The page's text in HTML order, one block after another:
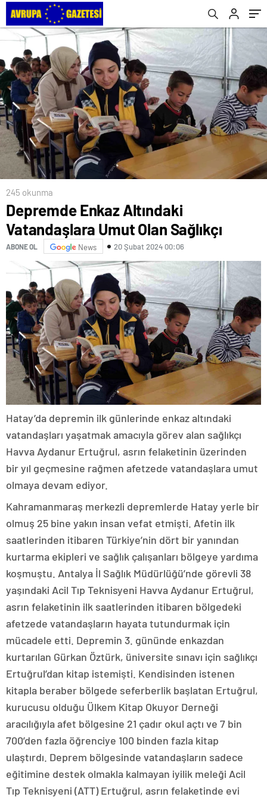
245 okunma
Depremde Enkaz Altındaki
Vatandaşlara Umut Olan Sağlıkçı
ABONE OL News 20 Şubat 2024 00:06
Hatay’da depremin ilk günlerinde enkaz altındaki
vatandaşları yaşatmak amacıyla görev alan sağlıkçı
Havva Aydanur Ertuğrul, asrın felaketinin üzerinden
bir yıl geçmesine rağmen afetzede vatandaşlara umut
olmaya devam ediyor.
Kahramanmaraş merkezli depremlerde Hatay yerle bir
olmuş 25 bine yakın insan vefat etmişti. Afetin ilk
saatlerinden itibaren Türkiye’nin dört bir yanından
kurtarma ekipleri ve sağlık çalışanları bölgeye yardıma
koşmuştu. Antalya İl Sağlık Müdürlüğü’nde görevli 38
yaşındaki Acil Tıp Teknisyeni Havva Aydanur Ertuğrul,
asrın felaketinin ilk saatlerinden itibaren bölgedeki
afetzede vatandaşların hayata tutundurmak için
mücadele etti. Depremin 3. gününde enkazdan
kurtarılan Gürkan Öztürk, üniversite sınavı için sağlıkçı
Ertuğrul’dan kitap istemişti. Kendisinden istenen
kitapla beraber bölgede seferberlik başlatan Ertuğrul,
kurucusu olduğu Ülkem Kitap Okuyor Derneği
aracılığıyla afet bölgesine 21 çadır okul açtı ve 7 bin
700’den fazla öğrenciye 100 binden fazla kitap
ulaştırdı. Deprem bölgesinde vatandaşların sadece
eğitimine destek olmakla kalmayan iyilik meleği Acil
Tıp Teknisyeni (ATT) Ertuğrul, asrın felaketinde evi